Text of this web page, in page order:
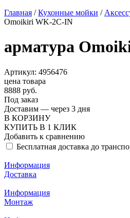
Главная /Кухонные мойки /
Omoikiri WK-2C-IN
арматура
Артикул: 4956476
цена товара
8888 руб.
Под заказ
Доставим — через 3 дня
В КОРЗИНУ
КУПИТЬ В 1 КЛИК
Добавить к сравнению
Бесплатная доставка до
Информация
Доставка
Информация
Монтаж